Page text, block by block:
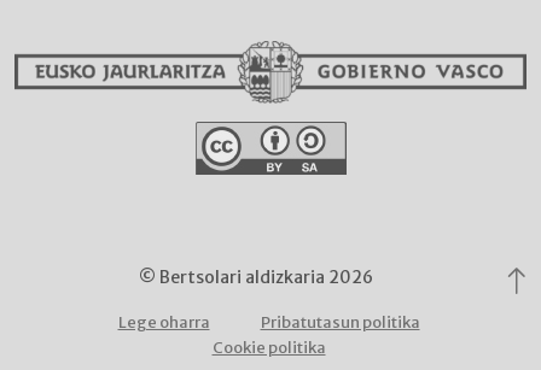
© Bertsolari aldizkaria 2026
Lege oharra
Pribatutasun politika
Cookie politika